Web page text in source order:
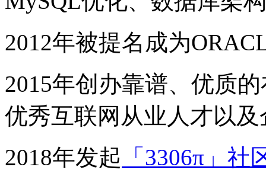
2012年被提名成为
2015年创办靠谱、优质
优秀互联网从业人才以
2018年发起 「3306π」社